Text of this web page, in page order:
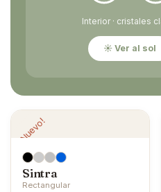
Interior · cristales
☀ Ver al sol
¡Nuevo!
Sintra
Rectangular